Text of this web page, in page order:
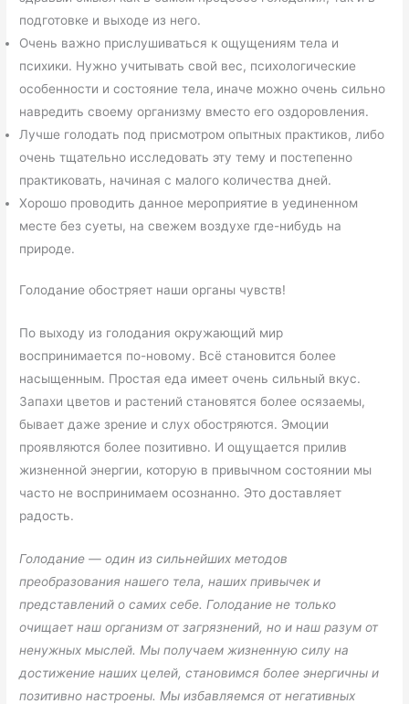
подготовке и выходе из него.
Очень важно прислушиваться к ощущениям тела и
психики. Нужно учитывать свой вес, психологические
особенности и состояние тела, иначе можно очень сильно
навредить своему организму вместо его оздоровления.
Лучше голодать под присмотром опытных практиков, либо
очень тщательно исследовать эту тему и постепенно
практиковать, начиная с малого количества дней.
Хорошо проводить данное мероприятие в уединенном
месте без суеты, на свежем воздухе где-нибудь на
природе.
Голодание обостряет наши органы чувств!
По выходу из голодания окружающий мир
воспринимается по-новому. Всё становится более
насыщенным. Простая еда имеет очень сильный вкус.
Запахи цветов и растений становятся более осязаемы,
бывает даже зрение и слух обостряются. Эмоции
проявляются более позитивно. И ощущается прилив
жизненной энергии, которую в привычном состоянии мы
часто не воспринимаем осознанно. Это доставляет
радость.
Голодание — один из сильнейших методов
преобразования нашего тела, наших привычек и
представлений о самих себе. Голодание не только
очищает наш организм от загрязнений, но и наш разум от
ненужных мыслей. Мы получаем жизненную силу на
достижение наших целей, становимся более энергичны и
позитивно настроены. Мы избавляемся от негативных